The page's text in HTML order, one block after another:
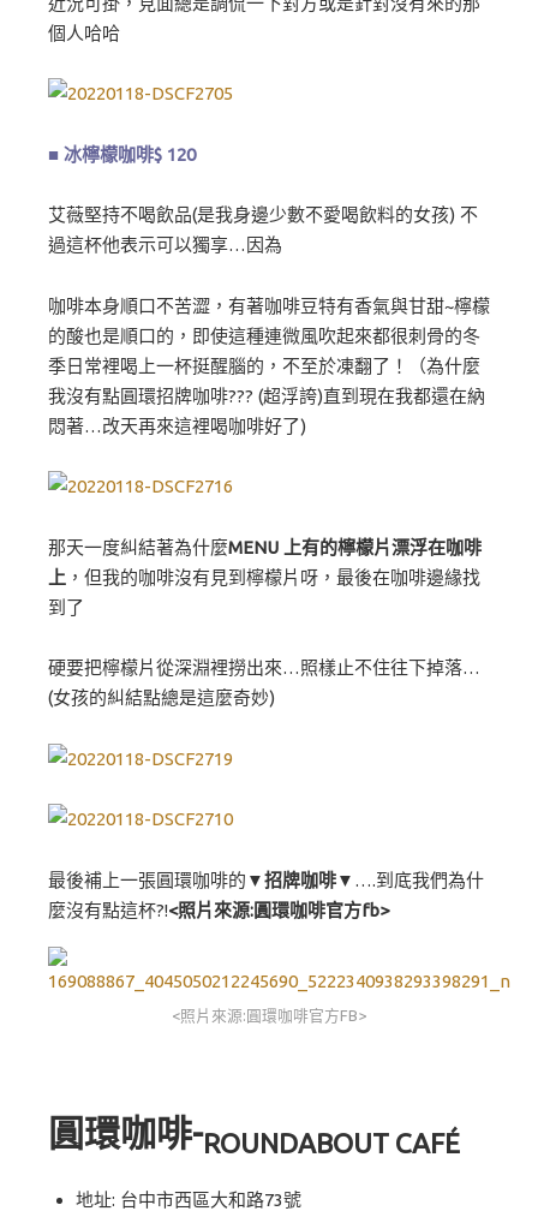
個人哈哈
■ 冰檸檬咖啡$ 120
艾薇堅持不喝飲品(是我身邊少數不愛喝飲料的女孩) 不
過這杯他表示可以獨享…因為
咖啡本身順口不苦澀，有著咖啡豆特有香氣與甘甜~檸檬
的酸也是順口的，即使這種連微風吹起來都很刺骨的冬
季日常裡喝上一杯挺醒腦的，不至於凍翻了！（為什麼
我沒有點圓環招牌咖啡??? (超浮誇)直到現在我都還在納
悶著…改天再來這裡喝咖啡好了)
那天一度糾結著為什麼MENU 上有的檸檬片漂浮在咖啡
上 ，但我的咖啡沒有見到檸檬片呀，最後在咖啡邊緣找
到了
硬要把檸檬片從深淵裡撈出來…照樣止不住往下掉落…
(女孩的糾結點總是這麼奇妙)
最後補上一張圓環咖啡的 ▼招牌咖啡▼ ….到底我們為什
麼沒有點這杯?!<照片來源:圓環咖啡官方fb>
<照片來源:圓環咖啡官方FB>
圓環咖啡-ROUNDABOUT CAFÉ
地址: 台中市西區大和路73號